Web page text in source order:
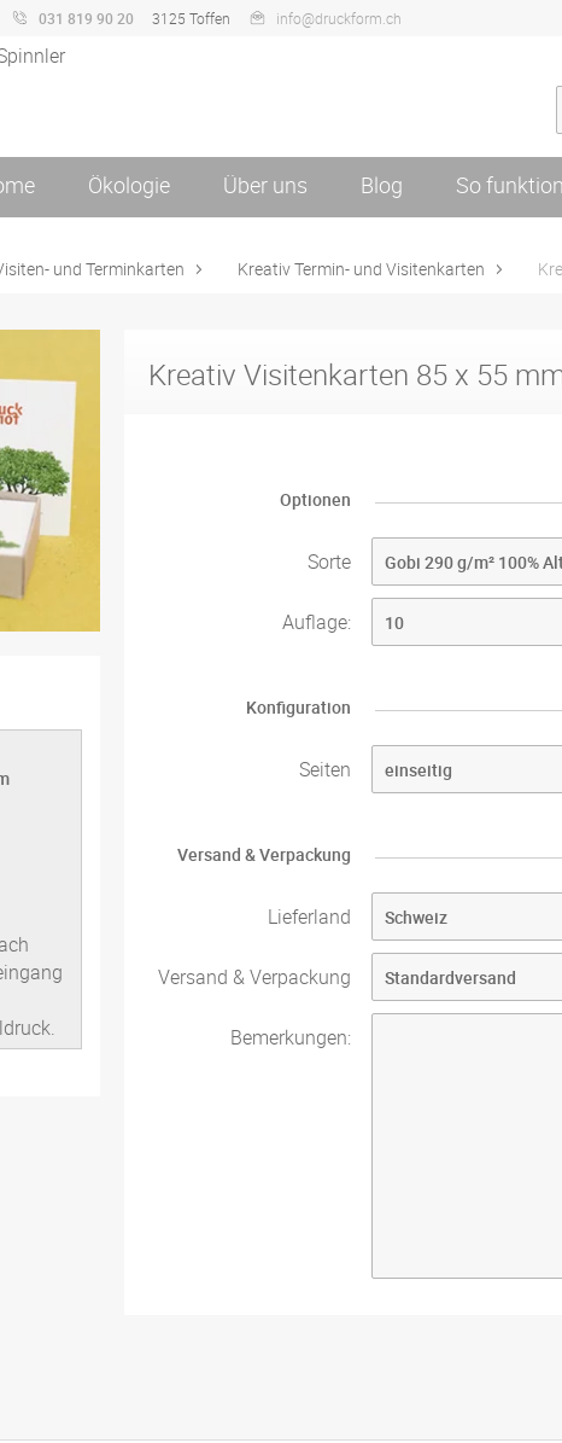
031 819 90 20 3125 Toffen info@druckform.ch
Ökologie Über uns Blog So
und Terminkarten Kreativ Termin- und Visitenkarten
Kreativ Visitenkarten 85 x 55
Optionen
Sorte
Auflage:
Konfiguration
Seiten
Versand & Verpackung
Lieferland
Versand & Verpackung
Bemerkungen: